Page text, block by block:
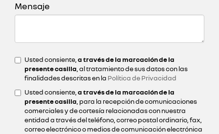
Mensaje
Usted consiente, a través de la marcación de la
presente casilla , al tratamiento de sus datos con las
finalidades descritas en la Política de Privacidad
Usted consiente, a través de la marcación de la
presente casilla , para la recepción de comunicaciones
comerciales y de cortesía relacionadas con nuestra
entidad a través del teléfono, correo postal ordinario, fax,
correo electrónico o medios de comunicación electrónica